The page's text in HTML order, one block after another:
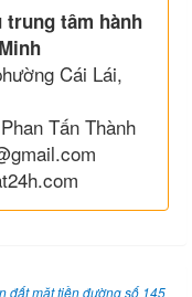
tâm hành
Cái Lái,
Tấn Thành
đất mặt tiền đường số 145